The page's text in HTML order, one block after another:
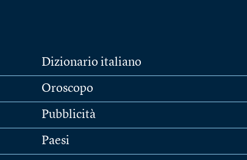
Dizionario italiano
Oroscopo
Pubblicità
Paesi